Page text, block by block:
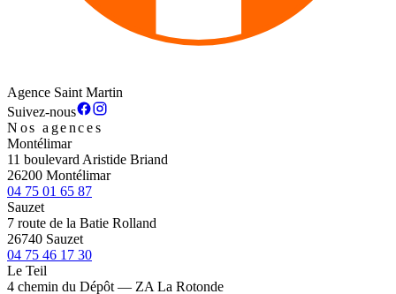
Agence Saint Martin
Suivez-nous
Nos agences
Montélimar
11 boulevard Aristide Briand
26200 Montélimar
04 75 01 65 87
Sauzet
7 route de la Batie Rolland
26740 Sauzet
04 75 46 17 30
Le Teil
4 chemin du Dépôt — ZA La Rotonde